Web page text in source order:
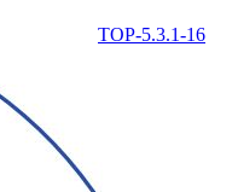
TOP-5.3.1-16